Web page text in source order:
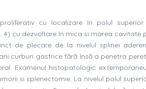
cu localizare în polul superior
. 4) cu dezvoltare în mica si marea cavitate
de plecare de la nivelul splinei
curburi gastrice fără însă a penetra
Examenul histopatologic
si splenectomie. La nivelul polul